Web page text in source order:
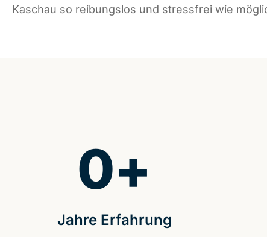
Kaschau so reibungslos und stressfrei wie
Jahre Erfahrung
0+